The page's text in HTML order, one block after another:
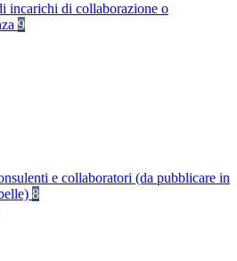
incarichi di collaborazione o
9
e collaboratori (da pubblicare in
8